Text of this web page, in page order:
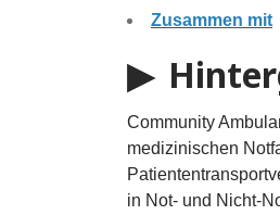
Zusammen mit
▶
Community
medizinischen
in Not- und Nicht-